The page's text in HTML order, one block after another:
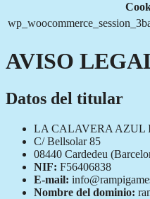
AVISO
Datos del titular
LA CALAVERA AZUL
C/ Bellsolar 85
08440 Cardedeu
NIF: F56406838
E-mail:
Nombre del dominio: